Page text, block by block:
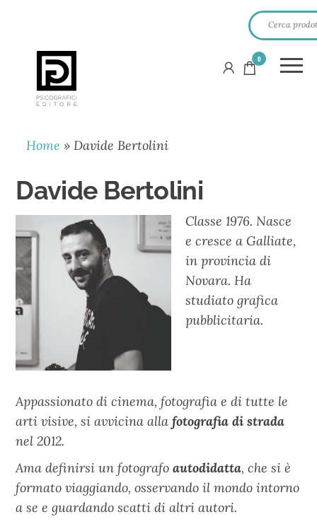
PSICOGRAFICI
EDITORE
0
Home »Davide Bertolini
Davide Bertolini
Classe 1976. Nasce
e cresce a Galliate,
in provincia di
Novara. Ha
studiato grafica
pubblicitaria.
Appassionato di cinema, fotografia e di tutte le
arti visive, si avvicina allafotografia di strada
nel 2012.
Ama definirsi un fotografo autodidatta, che si è
formato viaggiando, osservando il mondo intorno
a se e guardando scatti di altri autori.